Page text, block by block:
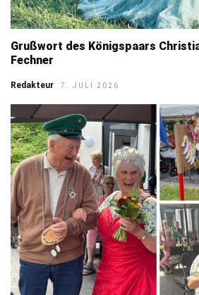
Grußwort des Königspaars
Fechner
Redakteur 7. JULI 2026